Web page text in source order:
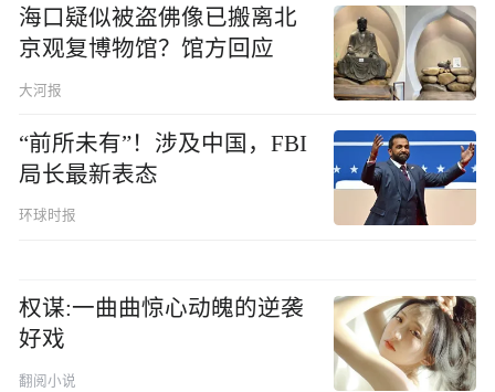
海口疑似被盗佛像已搬离北
京观复博物馆？馆方回应
大河报
“前所未有”！涉及中国，FBI
局长最新表态
环球时报
权谋:一曲曲惊心动魄的逆袭
好戏
翻阅小说